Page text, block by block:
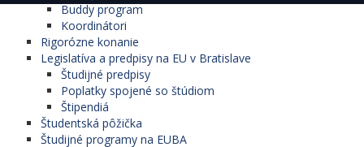
Buddy program
Koordinátori
Rigorózne konanie
Legislatíva a predpisy na EU v Bratislave
Študijné predpisy
Poplatky spojené so štúdiom
Štipendiá
Študentská pôžička
Študijné programy na EUBA